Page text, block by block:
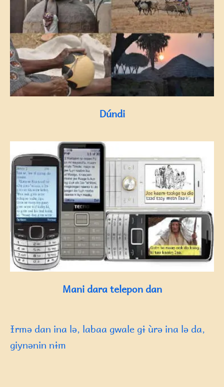
Dúndi
Mani dara telepon dan
Ɨrmə dan ina lə, labaa gwale gɨ ùrə ina lə da,
giynənin nɨm